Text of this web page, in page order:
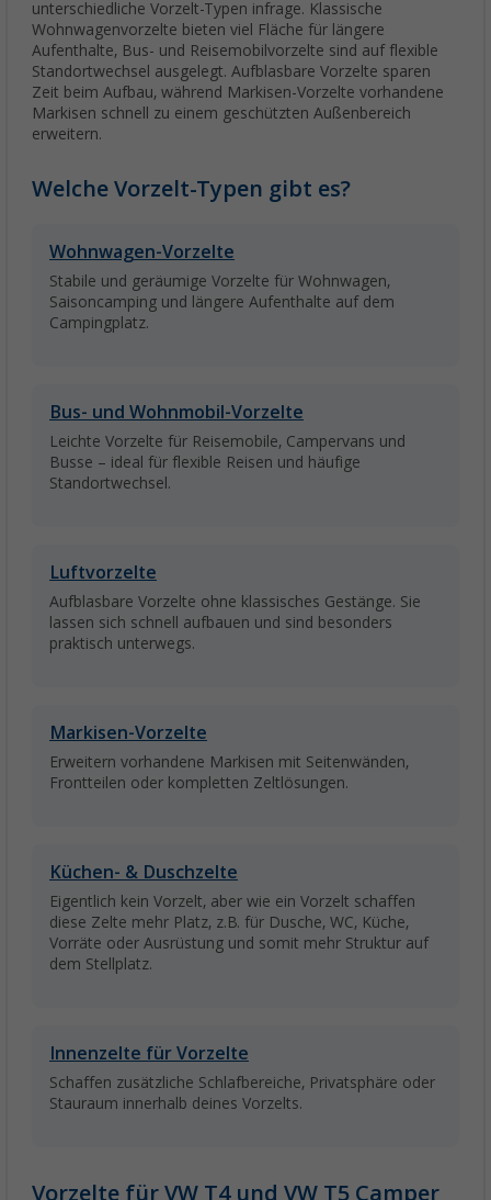
unterschiedliche Vorzelt-Typen infrage. Klassische
Wohnwagenvorzelte bieten viel Fläche für längere
Aufenthalte, Bus- und Reisemobilvorzelte sind auf flexible
Standortwechsel ausgelegt. Aufblasbare Vorzelte sparen
Zeit beim Aufbau, während Markisen-Vorzelte vorhandene
Markisen schnell zu einem geschützten Außenbereich
erweitern.
Welche Vorzelt-Typen gibt es?
Wohnwagen-Vorzelte
Stabile und geräumige Vorzelte für Wohnwagen,
Saisoncamping und längere Aufenthalte auf dem
Campingplatz.
Bus- und Wohnmobil-Vorzelte
Leichte Vorzelte für Reisemobile, Campervans und
Busse – ideal für flexible Reisen und häufige
Standortwechsel.
Luftvorzelte
Aufblasbare Vorzelte ohne klassisches Gestänge. Sie
lassen sich schnell aufbauen und sind besonders
praktisch unterwegs.
Markisen-Vorzelte
Erweitern vorhandene Markisen mit Seitenwänden,
Frontteilen oder kompletten Zeltlösungen.
Küchen- & Duschzelte
Eigentlich kein Vorzelt, aber wie ein Vorzelt schaffen
diese Zelte mehr Platz, z.B. für Dusche, WC, Küche,
Vorräte oder Ausrüstung und somit mehr Struktur auf
dem Stellplatz.
Innenzelte für Vorzelte
Schaffen zusätzliche Schlafbereiche, Privatsphäre oder
Stauraum innerhalb deines Vorzelts.
Vorzelte für VW T4 und VW T5 Camper